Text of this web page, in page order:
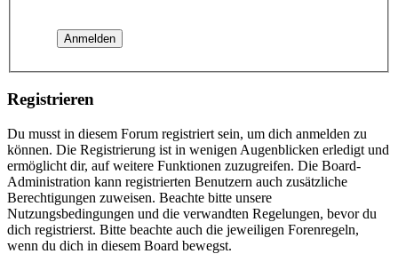
Registrieren
Du musst in diesem Forum registriert sein, um dich anmelden zu
können. Die Registrierung ist in wenigen Augenblicken erledigt und
ermöglicht dir, auf weitere Funktionen zuzugreifen. Die Board-
Administration kann registrierten Benutzern auch zusätzliche
Berechtigungen zuweisen. Beachte bitte unsere
Nutzungsbedingungen und die verwandten Regelungen, bevor du
dich registrierst. Bitte beachte auch die jeweiligen Forenregeln,
wenn du dich in diesem Board bewegst.